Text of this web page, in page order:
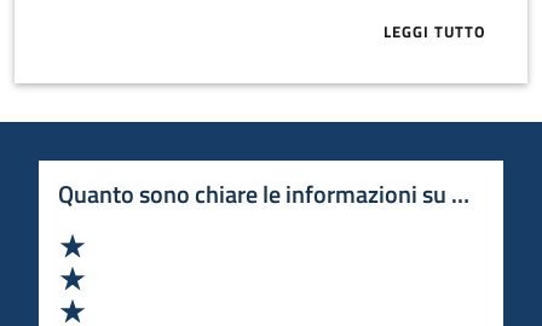
LEGGI TUTTO
ABOUT IFF,
Quanto sono chiare le informazioni su questa